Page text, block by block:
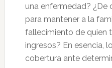
una enfermedad? ¿De
para mantener a la
fallecimiento de quien
ingresos? En esencia,
cobertura ante